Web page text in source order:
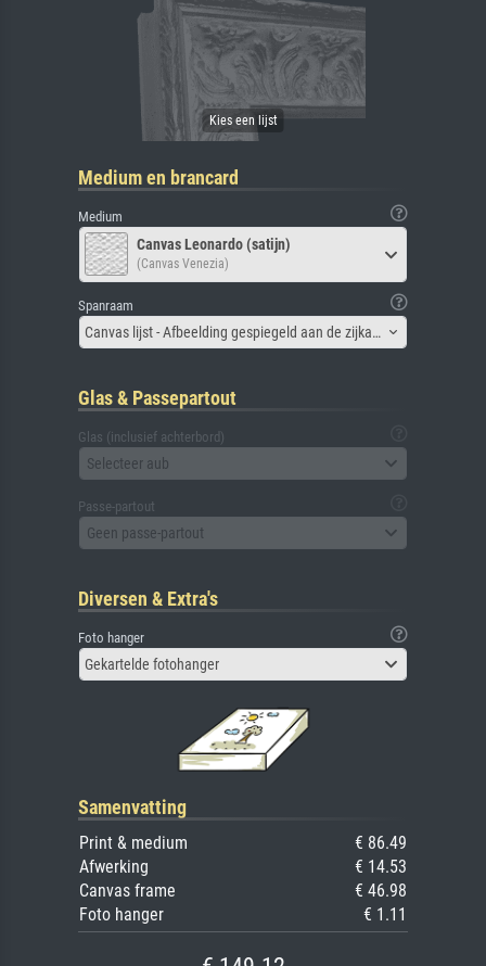
Medium en brancard
Medium
Canvas Leonardo (satijn)
(Canvas Venezia)
Spanraam
Canvas lijst - Afbeelding gespiegeld aan de zijkant
Glas & Passepartout
Glas (inclusief achterbord)
Selecteer aub
Passe-partout
Geen passe-partout
Diversen & Extra's
Foto hanger
Gekartelde fotohanger
Samenvatting
Print & medium
€ 86.49
Afwerking
€ 14.53
Canvas frame
€ 46.98
Foto hanger
€ 1.11